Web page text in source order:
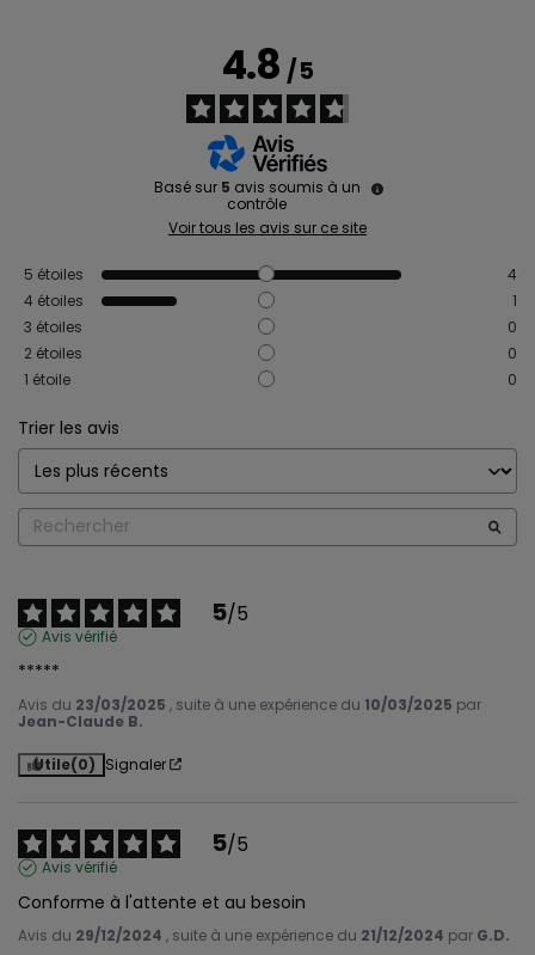
4.8/5
Basé sur 5 avis soumis à un
contrôle
Voir tous les avis sur ce site
5 étoiles
4
4 étoiles
1
3 étoiles
0
2 étoiles
0
1 étoile 0
Trier les avis
5/5
Avis vérifié
*****
Avis du 23/03/2025 , suite à une expérience du 10/03/2025 par
Jean-Claude B.
Utile(0) Signaler
5/5
Avis vérifié
Conforme à l'attente et au besoin
Avis du 29/12/2024 , suite à une expérience du 21/12/2024 par G.D.